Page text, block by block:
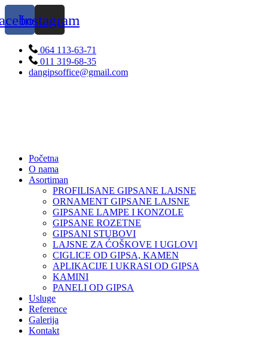
Skip
to
content
Instagram
064 113-63-71
011 319-68-35
dangipsoffice@gmail.com
Početna
O nama
Asortiman
PROFILISANE GIPSANE LAJSNE
ORNAMENT GIPSANE LAJSNE
GIPSANE LAMPE I KONZOLE
GIPSANE ROZETNE
GIPSANI STUBOVI
LAJSNE ZA ĆOŠKOVE I UGLOVI
CIGLICE OD GIPSA, KAMEN
APLIKACIJE I UKRASI OD GIPSA
KAMINI
PANELI OD GIPSA
Usluge
Reference
Galerija
Kontakt